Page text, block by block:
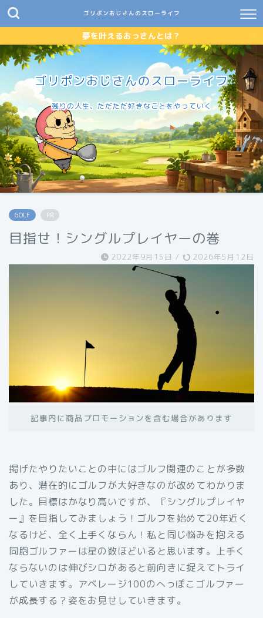
ゴリポンおじさんのスローライフ
夢を叶えるおっさんとは？
ゴリポンおじさんのスローライフ
残りの人生、ただただ好きなことをやっていく
GOLF PR
目指せ！シングルプレイヤーの巻
2022年9月15日 / 2026年5月12日
記事内に商品プロモーションを含む場合があります
掲げたやりたいことの中にはゴルフ関連のことが多数
あり、潜在的にゴルフが大好きなのが改めてわかりま
した。目標はかなり高いですが、『シングルプレイヤ
ー』を目指してみましょう！ゴルフを始めて20年近く
なるけど、全く上手くならん！私と同じ悩みを抱える
同胞ゴルファーは星の数ほどいると思います。上手く
ならないのは伸びシロがあると前向きに捉えてトライ
していきます。アベレージ100のへっぽこゴルファー
が成長する？姿をお見せしていきます。